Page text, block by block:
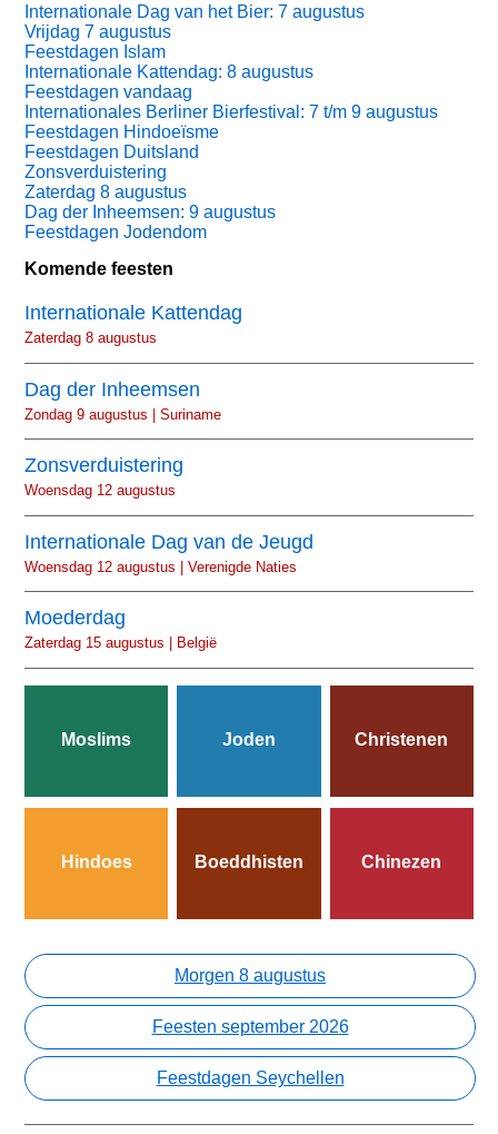
Internationale Dag van het Bier: 7 augustus
Vrijdag 7 augustus
Feestdagen Islam
Internationale Kattendag: 8 augustus
Feestdagen vandaag
Internationales Berliner Bierfestival: 7 t/m 9 augustus
Feestdagen Hindoeïsme
Feestdagen Duitsland
Zonsverduistering
Zaterdag 8 augustus
Dag der Inheemsen: 9 augustus
Feestdagen Jodendom
Komende feesten
Internationale Kattendag
Zaterdag 8 augustus
Dag der Inheemsen
Zondag 9 augustus | Suriname
Zonsverduistering
Woensdag 12 augustus
Internationale Dag van de Jeugd
Woensdag 12 augustus | Verenigde Naties
Moederdag
Zaterdag 15 augustus | België
Moslims Joden Christenen
Hindoes Boeddhisten Chinezen
Morgen 8 augustus
Feesten september 2026
Feestdagen Seychellen